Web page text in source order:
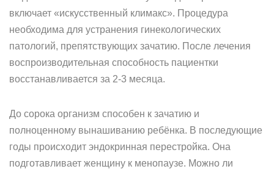
включает «искусственный климакс». Процедура
необходима для устранения гинекологических
патологий, препятствующих зачатию. После лечения
воспроизводительная способность пациентки
восстанавливается за 2-3 месяца.
До сорока организм способен к зачатию и
полноценному вынашиванию ребёнка. В последующие
годы происходит эндокринная перестройка. Она
подготавливает женщину к менопаузе. Можно ли